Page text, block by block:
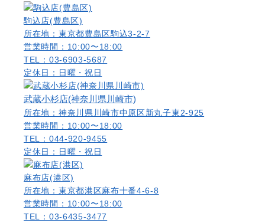
駒込店(豊島区)
所在地：東京都豊島区駒込3-2-7
営業時間：10:00〜18:00
TEL：03-6903-5687
定休日：日曜・祝日
武蔵小杉店(神奈川県川崎市)
所在地：神奈川県川崎市中原区新丸子東2-925
営業時間：10:00〜18:00
TEL：044-920-9455
定休日：日曜・祝日
麻布店(港区)
所在地：東京都港区麻布十番4-6-8
営業時間：10:00〜18:00
TEL：03-6435-3477